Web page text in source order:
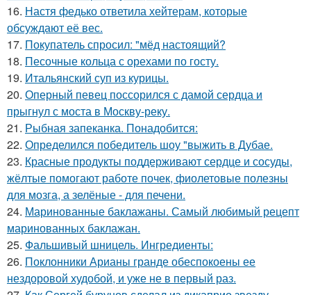
16. Настя федько ответила хейтерам, которые
обсуждают её вес.
17. Покупатель спросил: "мёд настоящий?
18. Песочные кольца с орехами по госту.
19. Итальянский суп из курицы.
20. Оперный певец поссорился с дамой сердца и
прыгнул с моста в Москву-реку.
21. Рыбная запеканка. Понадобится:
22. Определился победитель шоу "выжить в Дубае.
23. Красные продукты поддерживают сердце и сосуды,
жёлтые помогают работе почек, фиолетовые полезны
для мозга, а зелёные - для печени.
24. Маринованные баклажаны. Самый любимый рецепт
маринованных баклажан.
25. Фальшивый шницель. Ингредиенты:
26. Поклонники Арианы гранде обеспокоены ее
нездоровой худобой, и уже не в первый раз.